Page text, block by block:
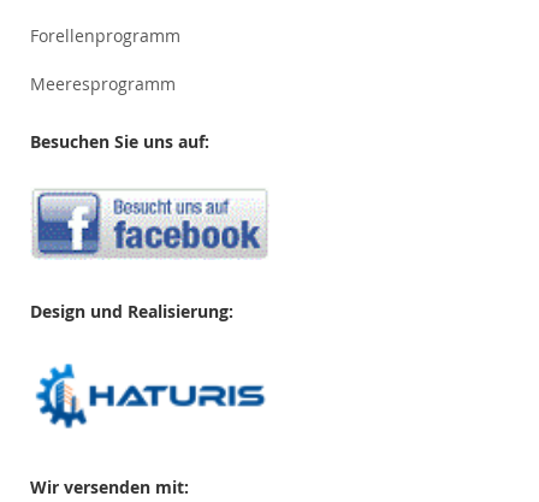
Forellenprogramm
Meeresprogramm
Besuchen Sie uns auf:
Design und Realisierung:
Wir versenden mit: